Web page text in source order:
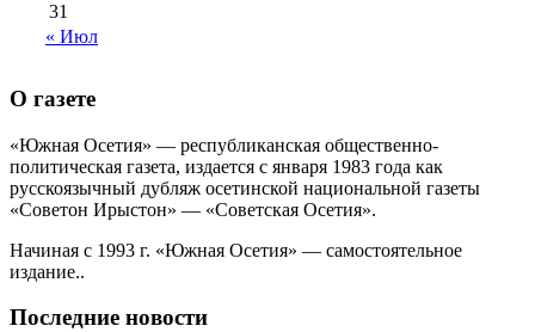
31
« Июл
О газете
«Южная Осетия» — республиканская общественно-
политическая газета, издается с января 1983 года как
русскоязычный дубляж осетинской национальной газеты
«Советон Ирыстон» — «Советская Осетия».
Начиная с 1993 г. «Южная Осетия» — самостоятельное
издание..
Последние новости